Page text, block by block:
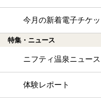
今月の新着電子チケ
特集・ニュース
ニフティ温泉ニュース
体験レポート